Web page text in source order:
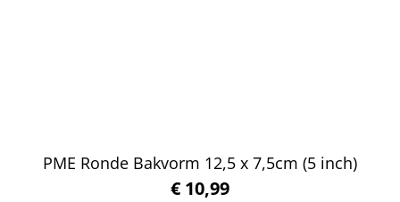
PME Ronde Bakvorm 12,5 x 7,5cm (5 inch)
€ 10,99